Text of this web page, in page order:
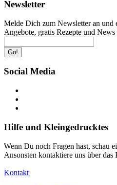
Newsletter
Melde Dich zum Newsletter an und
Angebote, gratis Rezepte und
Go!
Social Media
Hilfe und Kleingedrucktes
Wenn Du noch Fragen hast, schau
Ansonsten kontaktiere uns über
Kontakt